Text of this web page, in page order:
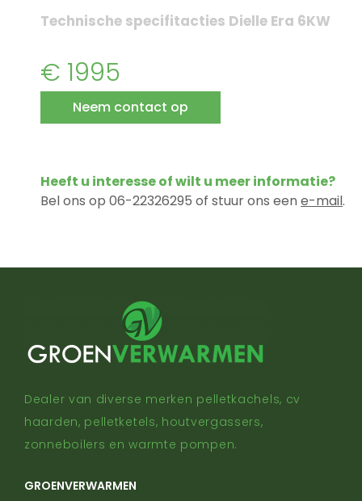
Technische specifitacties Dielle Era 6KW
€ 1995
Neem contact op
Heeft u interesse of wilt u meer informatie?
Bel ons op 06-22326295 of stuur ons een e-mail.
Dealer van diverse merken pelletkachels, cv
haarden, pelletketels, houtvergassers,
zonneboilers en warmte pompen.
GROENVERWARMEN